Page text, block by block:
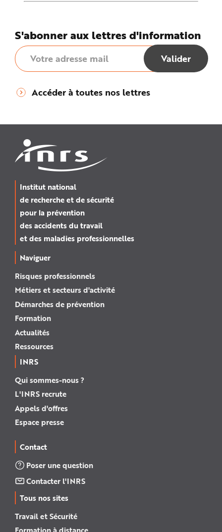
S'abonner aux lettres d'information
Accéder à toutes nos lettres
Institut national
de recherche et de sécurité
pour la prévention
des accidents du travail
et des maladies professionnelles
Naviguer
Risques professionnels
Métiers et secteurs d'activité
Démarches de prévention
Formation
Actualités
Ressources
INRS
Qui sommes-nous ?
L'INRS recrute
Appels d'offres
Espace presse
Contact
Poser une question
Contacter l'INRS
Tous nos sites
Travail et Sécurité